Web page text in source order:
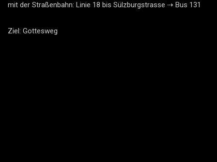
mit der Straßenbahn: Linie 18 bis Sülzburgstrasse ⇢ Bus 131
Ziel: Gottesweg